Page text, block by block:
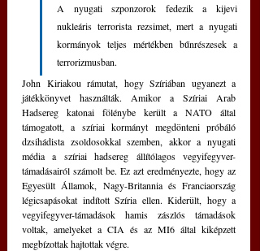
A nyugati szponzorok fedezik a kijevi
nukleáris terrorista rezsimet, mert a nyugati
kormányok teljes mértékben bűnrészesek a
terrorizmusban.
John Kiriakou rámutat, hogy Szíriában ugyanezt a
játékkönyvet használták. Amikor a Szíriai Arab
Hadsereg katonai fölénybe került a NATO által
támogatott, a szíriai kormányt megdönteni próbáló
dzsihádista zsoldosokkal szemben, akkor a nyugati
média a szíriai hadsereg állítólagos vegyifegyver-
támadásairól számolt be. Ez azt eredményezte, hogy az
Egyesült Államok, Nagy-Britannia és Franciaország
légicsapásokat indított Szíria ellen. Kiderült, hogy a
vegyifegyver-támadások hamis zászlós támadások
voltak, amelyeket a CIA és az MI6 által kiképzett
megbízottak hajtottak végre.